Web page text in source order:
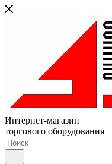
Интернет-магазин
торгового оборудования